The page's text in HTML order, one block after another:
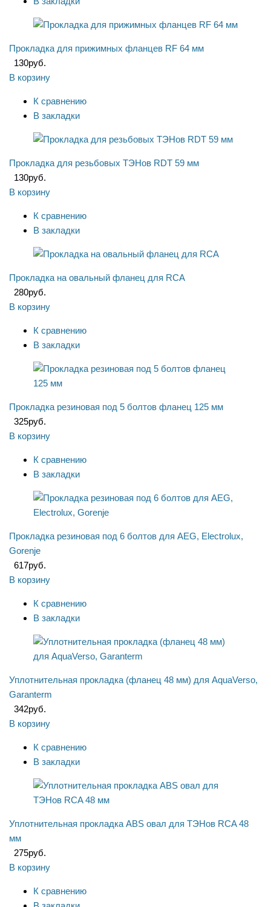
Прокладка для прижимных фланцев RF 64 мм
130руб.
В корзину
К сравнению
В закладки
Прокладка для резьбовых ТЭНов RDT 59 мм
130руб.
В корзину
К сравнению
В закладки
Прокладка на овальный фланец для RCA
280руб.
В корзину
К сравнению
В закладки
Прокладка резиновая под 5 болтов фланец 125 мм
325руб.
В корзину
К сравнению
В закладки
Прокладка резиновая под 6 болтов для AEG, Electrolux,
Gorenje
617руб.
В корзину
К сравнению
В закладки
Уплотнительная прокладка (фланец 48 мм) для AquaVerso,
Garanterm
342руб.
В корзину
К сравнению
В закладки
Уплотнительная прокладка ABS овал для ТЭНов RCA 48
мм
275руб.
В корзину
К сравнению